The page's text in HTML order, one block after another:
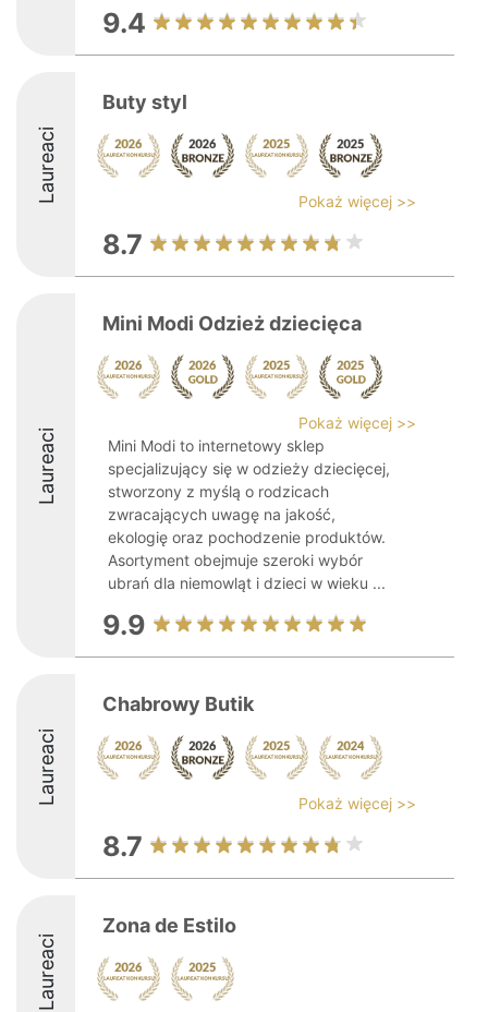
9.4
Laureaci
Buty styl
Pokaż więcej >>
8.7
Laureaci
Mini Modi Odzież dziecięca
Pokaż więcej >>
Mini Modi to internetowy sklep
specjalizujący się w odzieży dziecięcej,
stworzony z myślą o rodzicach
zwracających uwagę na jakość,
ekologię oraz pochodzenie produktów.
Asortyment obejmuje szeroki wybór
ubrań dla niemowląt i dzieci w wieku ...
9.9
Laureaci
Chabrowy Butik
Pokaż więcej >>
8.7
Laureaci
Zona de Estilo